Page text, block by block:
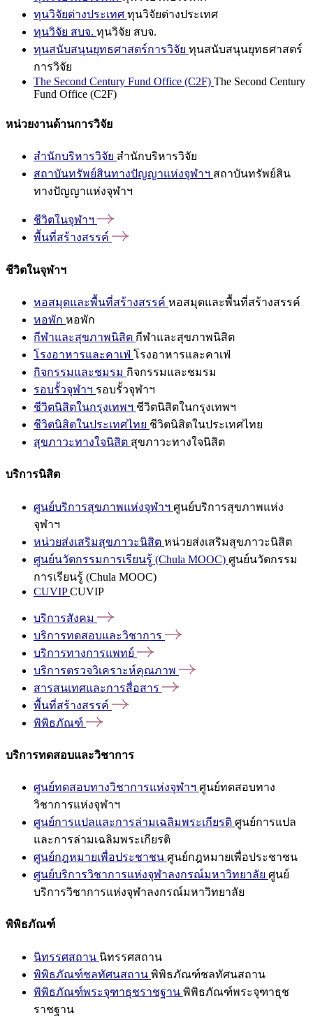
ทุนวิจัยต่างประเทศ ทุนวิจัยต่างประเทศ
ทุนวิจัย สบจ. ทุนวิจัย สบจ.
ทุนสนับสนุนยุทธศาสตร์การวิจัย ทุนสนับสนุนยุทธศาสตร์
การวิจัย
The Second Century Fund Office (C2F) The Second Century
Fund Office (C2F)
หน่วยงานด้านการวิจัย
สำนักบริหารวิจัย สำนักบริหารวิจัย
สถาบันทรัพย์สินทางปัญญาแห่งจุฬาฯ สถาบันทรัพย์สิน
ทางปัญญาแห่งจุฬาฯ
ชีวิตในจุฬาฯ
พื้นที่สร้างสรรค์
ชีวิตในจุฬาฯ
หอสมุดและพื้นที่สร้างสรรค์ หอสมุดและพื้นที่สร้างสรรค์
หอพัก หอพัก
กีฬาและสุขภาพนิสิต กีฬาและสุขภาพนิสิต
โรงอาหารและคาเฟ่ โรงอาหารและคาเฟ่
กิจกรรมและชมรม กิจกรรมและชมรม
รอบรั้วจุฬาฯ รอบรั้วจุฬาฯ
ชีวิตนิสิตในกรุงเทพฯ ชีวิตนิสิตในกรุงเทพฯ
ชีวิตนิสิตในประเทศไทย ชีวิตนิสิตในประเทศไทย
สุขภาวะทางใจนิสิต สุขภาวะทางใจนิสิต
บริการนิสิต
ศูนย์บริการสุขภาพแห่งจุฬาฯ ศูนย์บริการสุขภาพแห่ง
จุฬาฯ
หน่วยส่งเสริมสุขภาวะนิสิต หน่วยส่งเสริมสุขภาวะนิสิต
ศูนย์นวัตกรรมการเรียนรู้ (Chula MOOC) ศูนย์นวัตกรรม
การเรียนรู้ (Chula MOOC)
CUVIPCUVIP
บริการสังคม
บริการทดสอบและวิชาการ
บริการทางการแพทย์
บริการตรวจวิเคราะห์คุณภาพ
สารสนเทศและการสื่อสาร
พื้นที่สร้างสรรค์
พิพิธภัณฑ์
บริการทดสอบและวิชาการ
ศูนย์ทดสอบทางวิชาการแห่งจุฬาฯ ศูนย์ทดสอบทาง
วิชาการแห่งจุฬาฯ
ศูนย์การแปลและการล่ามเฉลิมพระเกียรติ ศูนย์การแปล
และการล่ามเฉลิมพระเกียรติ
ศูนย์กฎหมายเพื่อประชาชน ศูนย์กฎหมายเพื่อประชาชน
ศูนย์บริการวิชาการแห่งจุฬาลงกรณ์มหาวิทยาลัย ศูนย์
บริการวิชาการแห่งจุฬาลงกรณ์มหาวิทยาลัย
พิพิธภัณฑ์
นิทรรศสถาน นิทรรศสถาน
พิพิธภัณฑ์ชลทัศนสถาน พิพิธภัณฑ์ชลทัศนสถาน
พิพิธภัณฑ์พระจุฑาธุชราชฐาน พิพิธภัณฑ์พระจุฑาธุช
ราชฐาน